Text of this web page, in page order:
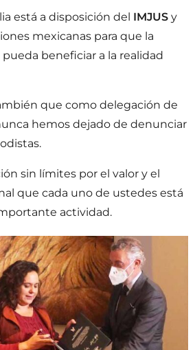
está a disposición del IMJUS y
mexicanas para que la
beneficiar a la realidad
que como delegación de
hemos dejado de denunciar
sin límites por el valor y el
que cada uno de ustedes está
actividad.